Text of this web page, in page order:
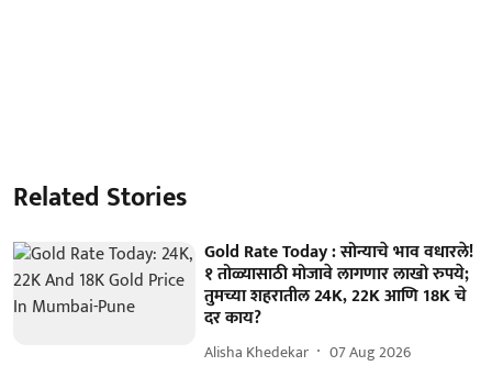
Related Stories
Gold Rate Today : सोन्याचे भाव वधारले!
१ तोळ्यासाठी मोजावे लागणार लाखो रुपये;
तुमच्या शहरातील 24K, 22K आणि 18K चे
दर काय?
Alisha Khedekar 07 Aug 2026